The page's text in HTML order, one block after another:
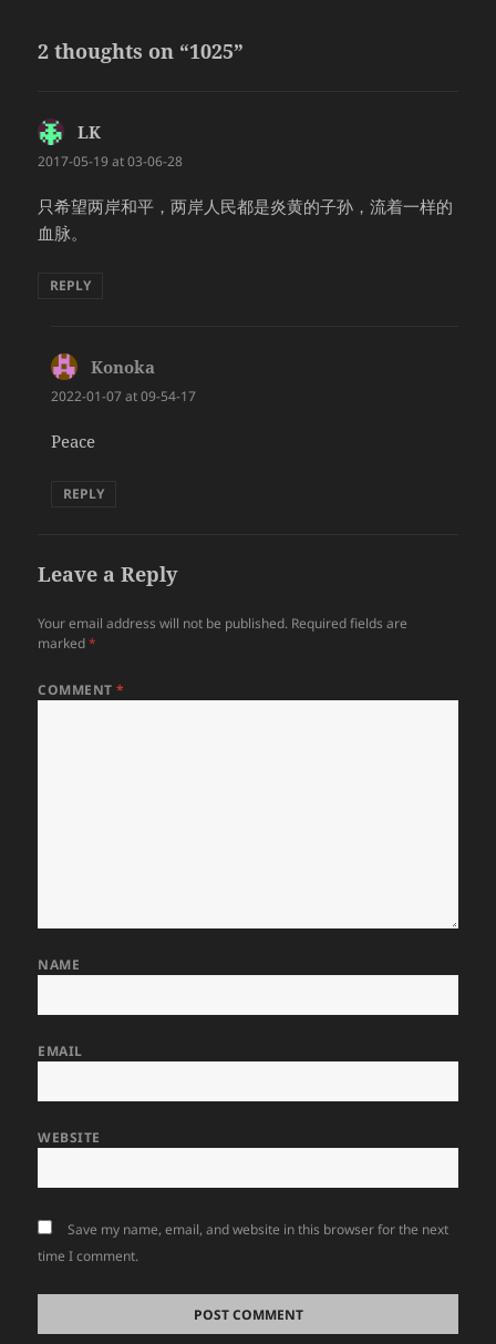
2 thoughts on “1025”
LK
2017-05-19 at 03-06-28
只希望两岸和平，两岸人民都是炎黄的子孙，流着一样的
血脉。
REPLY
Konoka
2022-01-07 at 09-54-17
Peace
REPLY
Leave a Reply
Your email address will not be published. Required fields are
marked*
COMMENT*
NAME
EMAIL
WEBSITE
Save my name, email, and website in this browser for the next
time I comment.